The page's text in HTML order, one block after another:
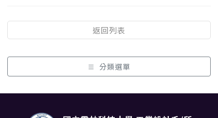
分類選單
返回列表